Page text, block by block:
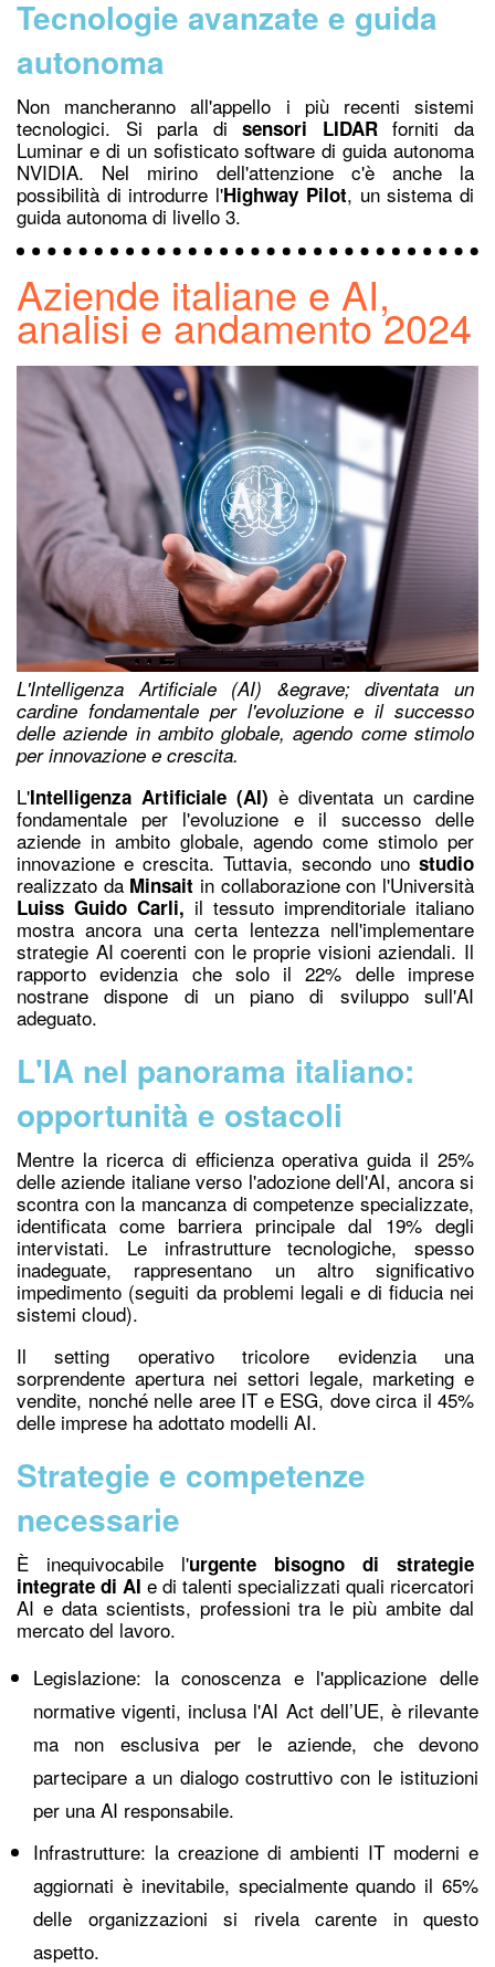
Tecnologie avanzate e guida
autonoma
Non mancheranno all'appello i più recenti sistemi
tecnologici. Si parla disensori LIDARforniti da
Luminar e di un sofisticato software di guida autonoma
NVIDIA. Nel mirino dell'attenzione c'è anche la
possibilità di introdurre l'Highway Pilot, un sistema di
guida autonoma di livello 3.
Aziende italiane e AI,
analisi e andamento 2024
L'Intelligenza Artificiale (AI) &egrave; diventata un
cardine fondamentale per l'evoluzione e il successo
delle aziende in ambito globale, agendo come stimolo
per innovazione e crescita.
L'Intelligenza Artificiale (AI) è diventata un cardine
fondamentale per l'evoluzione e il successo delle
aziende in ambito globale, agendo come stimolo per
innovazione e crescita. Tuttavia, secondo uno studio
realizzato da Minsait in collaborazione con l'Università
Luiss Guido Carli, il tessuto imprenditoriale italiano
mostra ancora una certa lentezza nell'implementare
strategie AI coerenti con le proprie visioni aziendali. Il
rapporto evidenzia che solo il 22% delle imprese
nostrane dispone di un piano di sviluppo sull'AI
adeguato.
L'IA nel panorama italiano:
opportunità e ostacoli
Mentre la ricerca di efficienza operativa guida il 25%
delle aziende italiane verso l'adozione dell'AI, ancora si
scontra con la mancanza di competenze specializzate,
identificata come barriera principale dal 19% degli
intervistati. Le infrastrutture tecnologiche, spesso
inadeguate, rappresentano un altro significativo
impedimento (seguiti da problemi legali e di fiducia nei
sistemi cloud).
Il setting operativo tricolore evidenzia una
sorprendente apertura nei settori legale, marketing e
vendite, nonché nelle aree IT e ESG, dove circa il 45%
delle imprese ha adottato modelli AI.
Strategie e competenze
necessarie
È inequivocabile l'urgente bisogno di strategie
integrate di AI e di talenti specializzati quali ricercatori
AI e data scientists, professioni tra le più ambite dal
mercato del lavoro.
Legislazione: la conoscenza e l'applicazione delle
normative vigenti, inclusa l'AI Act dell’UE, è rilevante
ma non esclusiva per le aziende, che devono
partecipare a un dialogo costruttivo con le istituzioni
per una AI responsabile.
Infrastrutture: la creazione di ambienti IT moderni e
aggiornati è inevitabile, specialmente quando il 65%
delle organizzazioni si rivela carente in questo
aspetto.